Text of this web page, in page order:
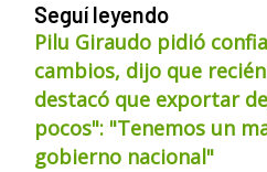
Seguí leyendo
Pilu Giraudo pidió
cambios, dijo que
destacó que exportar
pocos": "Tenemos un
gobierno nacional"